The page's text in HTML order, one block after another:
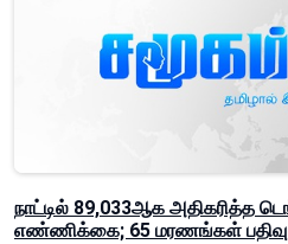
நாட்டில் 89,033ஆக அதிகரித்த
எண்ணிக்கை; 65 மரணங்கள் பதிவு